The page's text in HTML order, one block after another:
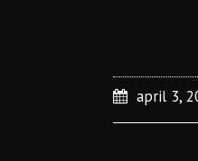
april 3,